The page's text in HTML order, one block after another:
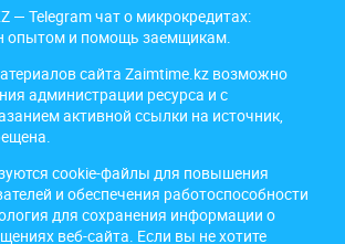
— Telegram чат о микрокредитах:
опытом и помощь заемщикам.
сайта Zaimtime.kz возможно
администрации ресурса и с
активной ссылки на источник,
cookie-файлы для повышения
и обеспечения работоспособности
для сохранения информации о
веб-сайта. Если вы не хотите